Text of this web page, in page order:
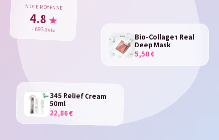
345 Relief Cream
50ml
22,86 €
Bio-Collagen Real
Deep Mask
5,50 €
NOTE MOYENNE
4.8 ★
+693 avis